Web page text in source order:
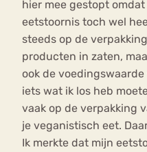
hier mee gestopt
eetstoornis toch wel
steeds op de
producten in zaten,
ook de
iets wat ik los heb
vaak op de verpakking
je veganistisch eet.
Ik merkte dat mijn